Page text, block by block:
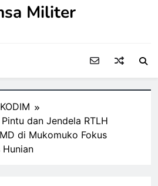
Militer
KODIM
dan Jendela RTLH
di Mukomuko Fokus